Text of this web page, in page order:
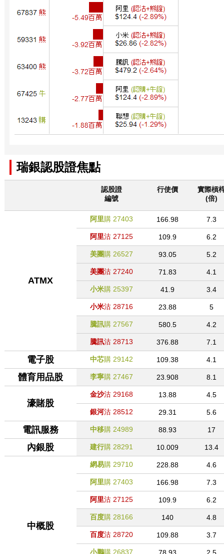
瑞銀認股證焦點
認股證
編號
行使價
實際槓
(倍)
ATMX
阿里購 27403 166.98 7.3
阿里沽 27125 109.9 6.2
美團購 26527 93.05 5.2
美團沽 27240 71.83 4.1
小米購 25397 41.9 3.4
小米沽 28716 23.88 5
騰訊購 27567 580.5 4.2
騰訊沽 28713 376.88 7.1
電子股 中芯購 29142 109.38 4.1
體育用品股 李寧購 27467 23.908 8.1
濠賭股
金沙沽 29168 13.88 4.5
銀河沽 28512 29.31 5.6
電訊服務 中移購 24989 88.93 17
內銀股 建行購 28291 10.009 13.4
中概股
網易購 29710 228.88 4.6
阿里購 27403 166.98 7.3
阿里沽 27125 109.9 6.2
百度購 28166 140 4.8
百度沽 28720 109.88 3.7
小鵬購 26837